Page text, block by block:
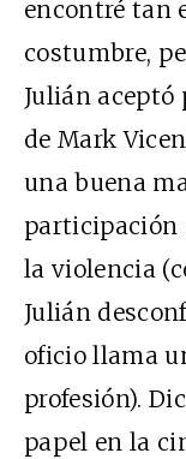
encontré tan
costumbre,
Julián
de Mark
una buena
participación
la violencia
Julián
oficio llama
profesión).
papel en la